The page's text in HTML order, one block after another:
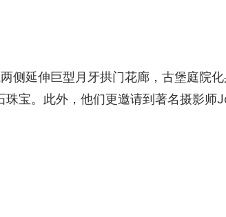
延伸巨型月牙拱门花廊，古堡庭院化
宝。此外，他们更邀请到著名摄影师